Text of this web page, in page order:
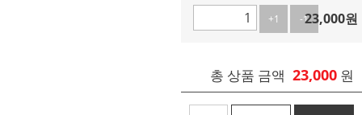
+1
-123,000원
총 상품 금액 23,000 원